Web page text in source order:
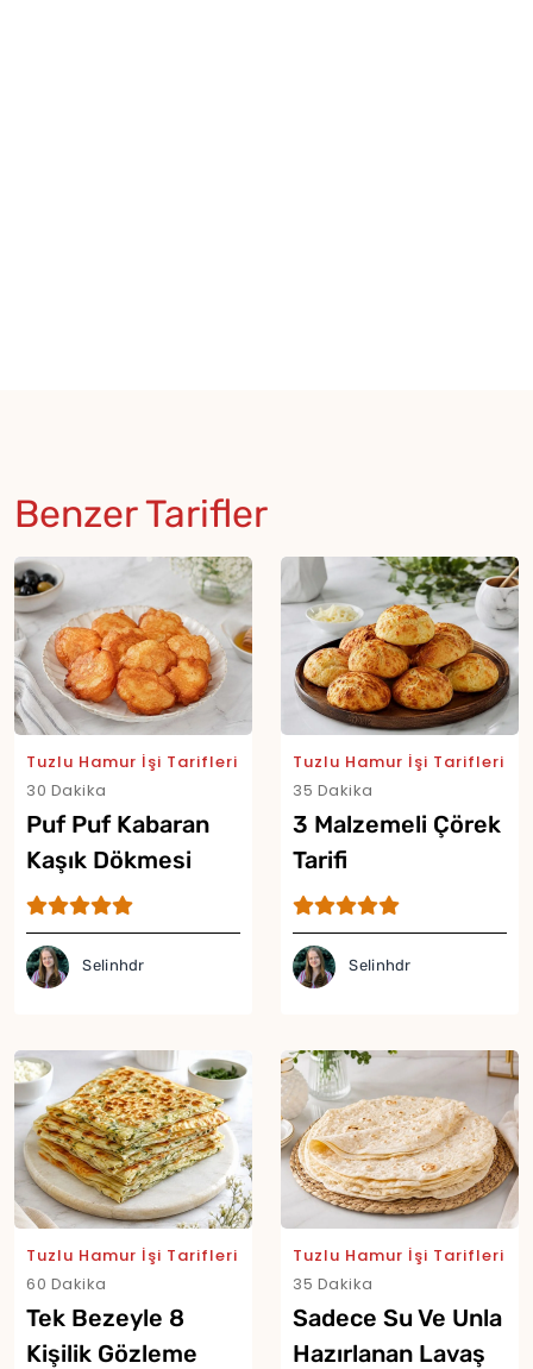
Benzer Tarifler
Tuzlu Hamur İşi Tarifleri
30 Dakika
Puf Puf Kabaran
Kaşık Dökmesi
Tarifi
Selinhdr
Tuzlu Hamur İşi Tarifleri
35 Dakika
3 Malzemeli Çörek
Tarifi
Selinhdr
Tuzlu Hamur İşi Tarifleri
60 Dakika
Tek Bezeyle 8
Kişilik Gözleme
Tuzlu Hamur İşi Tarifleri
35 Dakika
Sadece Su Ve Unla
Hazırlanan Lavaş